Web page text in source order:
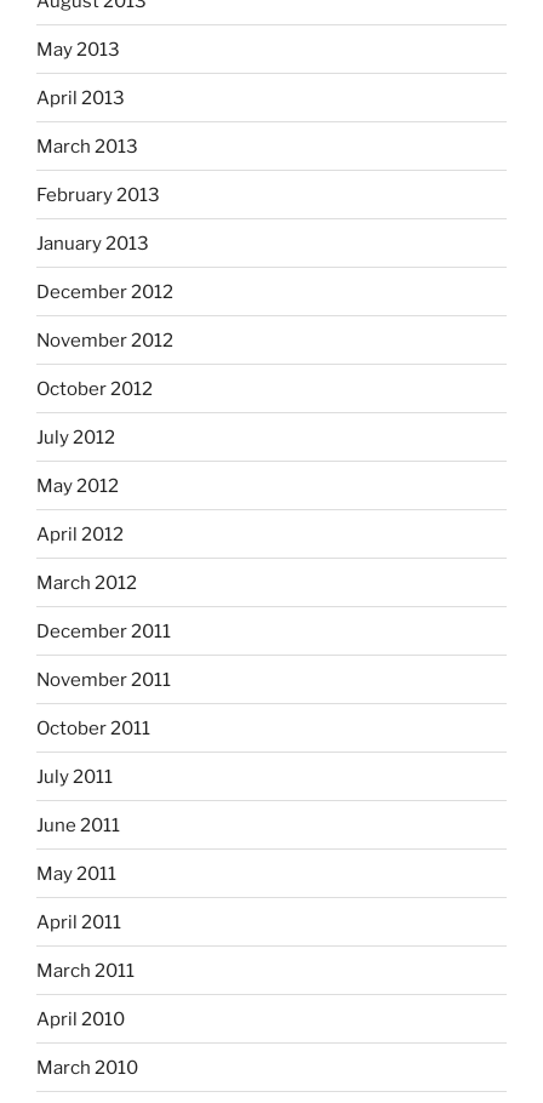
May 2013
April 2013
March 2013
February 2013
January 2013
December 2012
November 2012
October 2012
July 2012
May 2012
April 2012
March 2012
December 2011
November 2011
October 2011
July 2011
June 2011
May 2011
April 2011
March 2011
April 2010
March 2010